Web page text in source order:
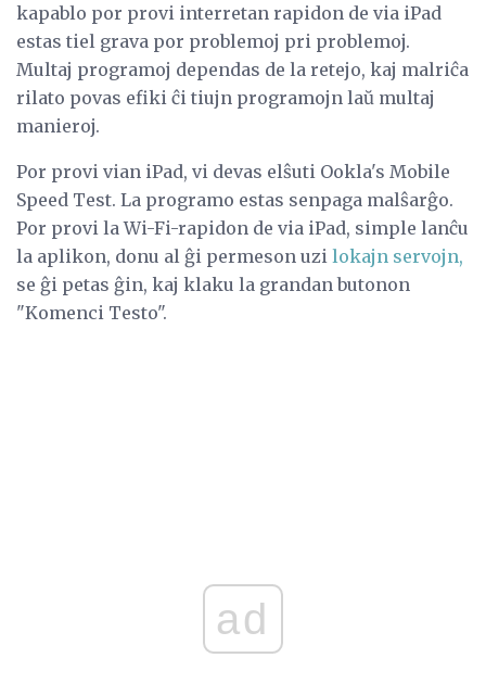
kapablo por provi interretan rapidon de via iPad
estas tiel grava por problemoj pri problemoj.
Multaj programoj dependas de la retejo, kaj malriĉa
rilato povas efiki ĉi tiujn programojn laŭ multaj
manieroj.
Por provi vian iPad, vi devas elŝuti Ookla's Mobile
Speed ​​Test. La programo estas senpaga malŝarĝo.
Por provi la Wi-Fi-rapidon de via iPad, simple lanĉu
la aplikon, donu al ĝi permeson uzi lokajn servojn,
se ĝi petas ĝin, kaj klaku la grandan butonon
"Komenci Testo".
ad